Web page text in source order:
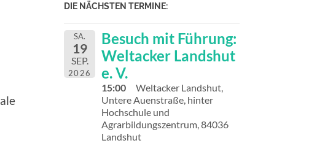
DIE NÄCHSTEN TERMINE:
SA.
19
SEP.
2026
Besuch mit Führung:
Weltacker Landshut
e. V.
15:00
Weltacker Landshut,
Untere Auenstraße, hinter
Hochschule und
Agrarbildungszentrum, 84036
Landshut